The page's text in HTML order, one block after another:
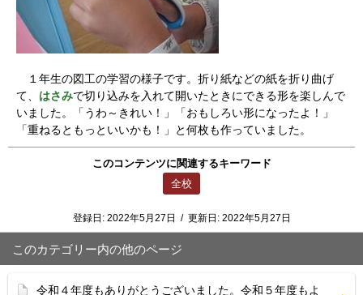
１年生の図工の学習の様子です。折り紙などの紙を折り曲げ
て、 はさみで切り込みを入れて開いたときにできる形を楽しんで
いました。「うわ～きれい！」「おもしろい形になったよ！」
「重ねるともっといいかも！」と何枚も作っていました。
このコンテンツに関連するキーワード
全校
登録日: 2022年5月27日 / 更新日: 2022年5月27日
このカテゴリー内の他のページ
令和４年度もありがとうございました。令和５年度もよ